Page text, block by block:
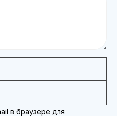
в браузере для